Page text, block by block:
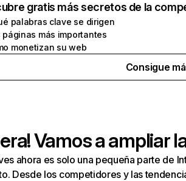
gratis más secretos de la
palabras clave se dirigen
páginas más importantes
monetizan su web
Consigue
Vamos a ampliar
ahora es solo una pequeña parte de
Desde los competidores y las